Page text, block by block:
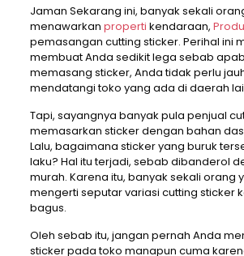
Jaman Sekarang ini, banyak sekali
menawarkan properti kendaraan,
pemasangan cutting sticker. Perihal ini
membuat Anda sedikit lega sebab
memasang sticker, Anda tidak perlu
mendatangi toko yang ada di daerah
Tapi, sayangnya banyak pula penjual
memasarkan sticker dengan bahan
Lalu, bagaimana sticker yang buruk
laku? Hal itu terjadi, sebab dibanderol
murah. Karena itu, banyak sekali orang
mengerti seputar variasi cutting sticker
bagus.
Oleh sebab itu, jangan pernah Anda
sticker pada toko manapun cuma